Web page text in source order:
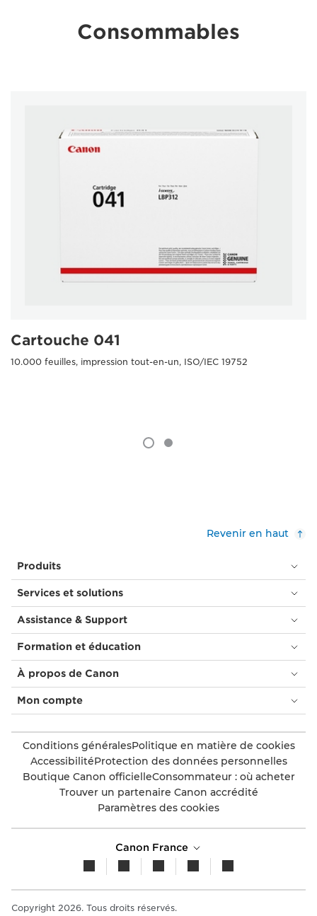
Consommables
Cartouche 041
10.000 feuilles, impression tout-en-un, ISO/IEC 19752
Revenir en haut
Produits
Services et solutions
Assistance & Support
Formation et éducation
À propos de Canon
Mon compte
Conditions généralesPolitique en matière de cookies
AccessibilitéProtection des données personnelles
Boutique Canon officielleConsommateur : où acheter
Trouver un partenaire Canon accrédité
Paramètres des cookies
Canon France
Copyright 2026. Tous droits réservés.